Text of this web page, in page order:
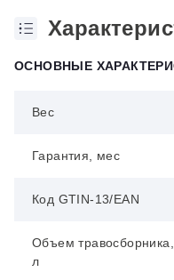
ОСНОВНЫЕ
Вес
Гарантия, мес
Код GTIN-13/EAN
Объем травосборника,
л